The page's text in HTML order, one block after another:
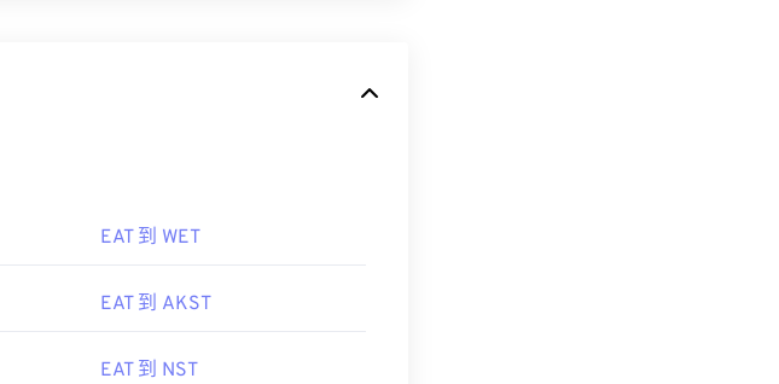
EAT 到 WET
EAT 到 AKST
EAT 到 NST